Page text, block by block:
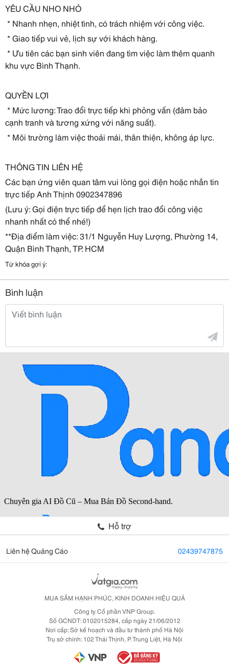
YÊU CẦU NHO NHỎ
* Nhanh nhẹn, nhiệt tình, có trách nhiệm với công việc.
* Giao tiếp vui vẻ, lịch sự với khách hàng.
* Ưu tiên các bạn sinh viên đang tìm việc làm thêm quanh
khu vực Bình Thạnh.
QUYỀN LỢI
* Mức lương: Trao đổi trực tiếp khi phỏng vấn (đảm bảo
cạnh tranh và tương xứng với năng suất).
* Môi trường làm việc thoải mái, thân thiện, không áp lực.
THÔNG TIN LIÊN HỆ
Các bạn ứng viên quan tâm vui lòng gọi điện hoặc nhắn tin
trực tiếp Anh Thịnh 0902347896
(Lưu ý: Gọi điện trực tiếp để hẹn lịch trao đổi công việc
nhanh nhất có thể nhé!)
**Địa điểm làm việc: 31/1 Nguyễn Huy Lượng, Phường 14,
Quận Bình Thạnh, TP. HCM
Từ khóa gợi ý:
Bình luận
Hỗ trợ
Liên hệ Quảng Cáo 02439747875
MUA SẮM HẠNH PHÚC, KINH DOANH HIỆU QUẢ
Công ty Cổ phần VNP Group.
Số GCNDT: 0102015284, cấp ngày 21/06/2012
Nơi cấp: Sở kế hoạch và đầu tư thành phố Hà Nội
Trụ sở chính: 102 Thái Thịnh, P. Trung Liệt, Hà Nội